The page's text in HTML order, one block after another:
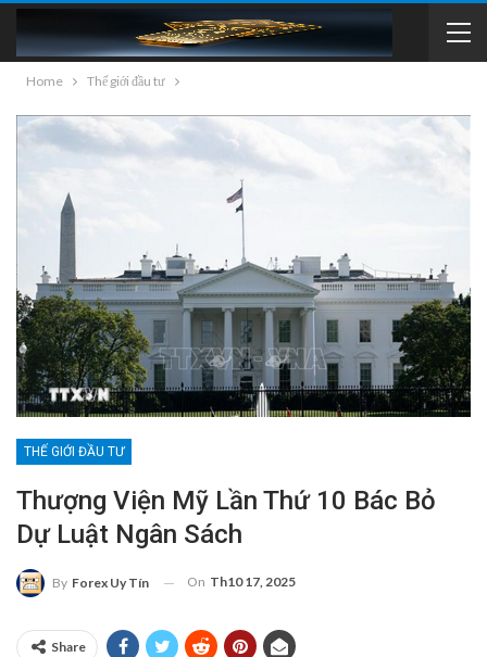
Home Thế giới đầu tư
THẾ GIỚI ĐẦU TƯ
Thượng Viện Mỹ Lần Thứ 10 Bác Bỏ
Dự Luật Ngân Sách
By Forex Uy Tín On Th10 17, 2025
Share